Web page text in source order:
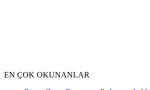
EN ÇOK OKUNANLAR